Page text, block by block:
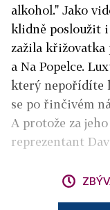
alkohol." Jako
klidně posloužit
zažila
a Na Popelce.
který nepořídíte
se po řinčivém
A protože za
reprezentant